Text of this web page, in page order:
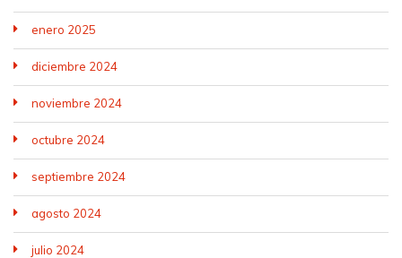
enero 2025
diciembre 2024
noviembre 2024
octubre 2024
septiembre 2024
agosto 2024
julio 2024